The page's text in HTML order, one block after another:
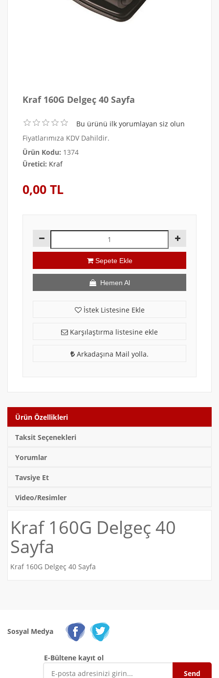
Kraf 160G Delgeç 40 Sayfa
Bu ürünü ilk yorumlayan siz olun
Fiyatlarımıza KDV Dahildir.
Ürün Kodu: 1374
Üretici: Kraf
0,00 TL
Sepete Ekle
Hemen Al
İstek Listesine Ekle
Karşılaştırma listesine ekle
Arkadaşına Mail yolla.
Ürün Özellikleri
Taksit Seçenekleri
Yorumlar
Tavsiye Et
Video/Resimler
Kraf 160G Delgeç 40
Sayfa
Kraf 160G Delgeç 40 Sayfa
Sosyal Medya
E-Bültene kayıt ol